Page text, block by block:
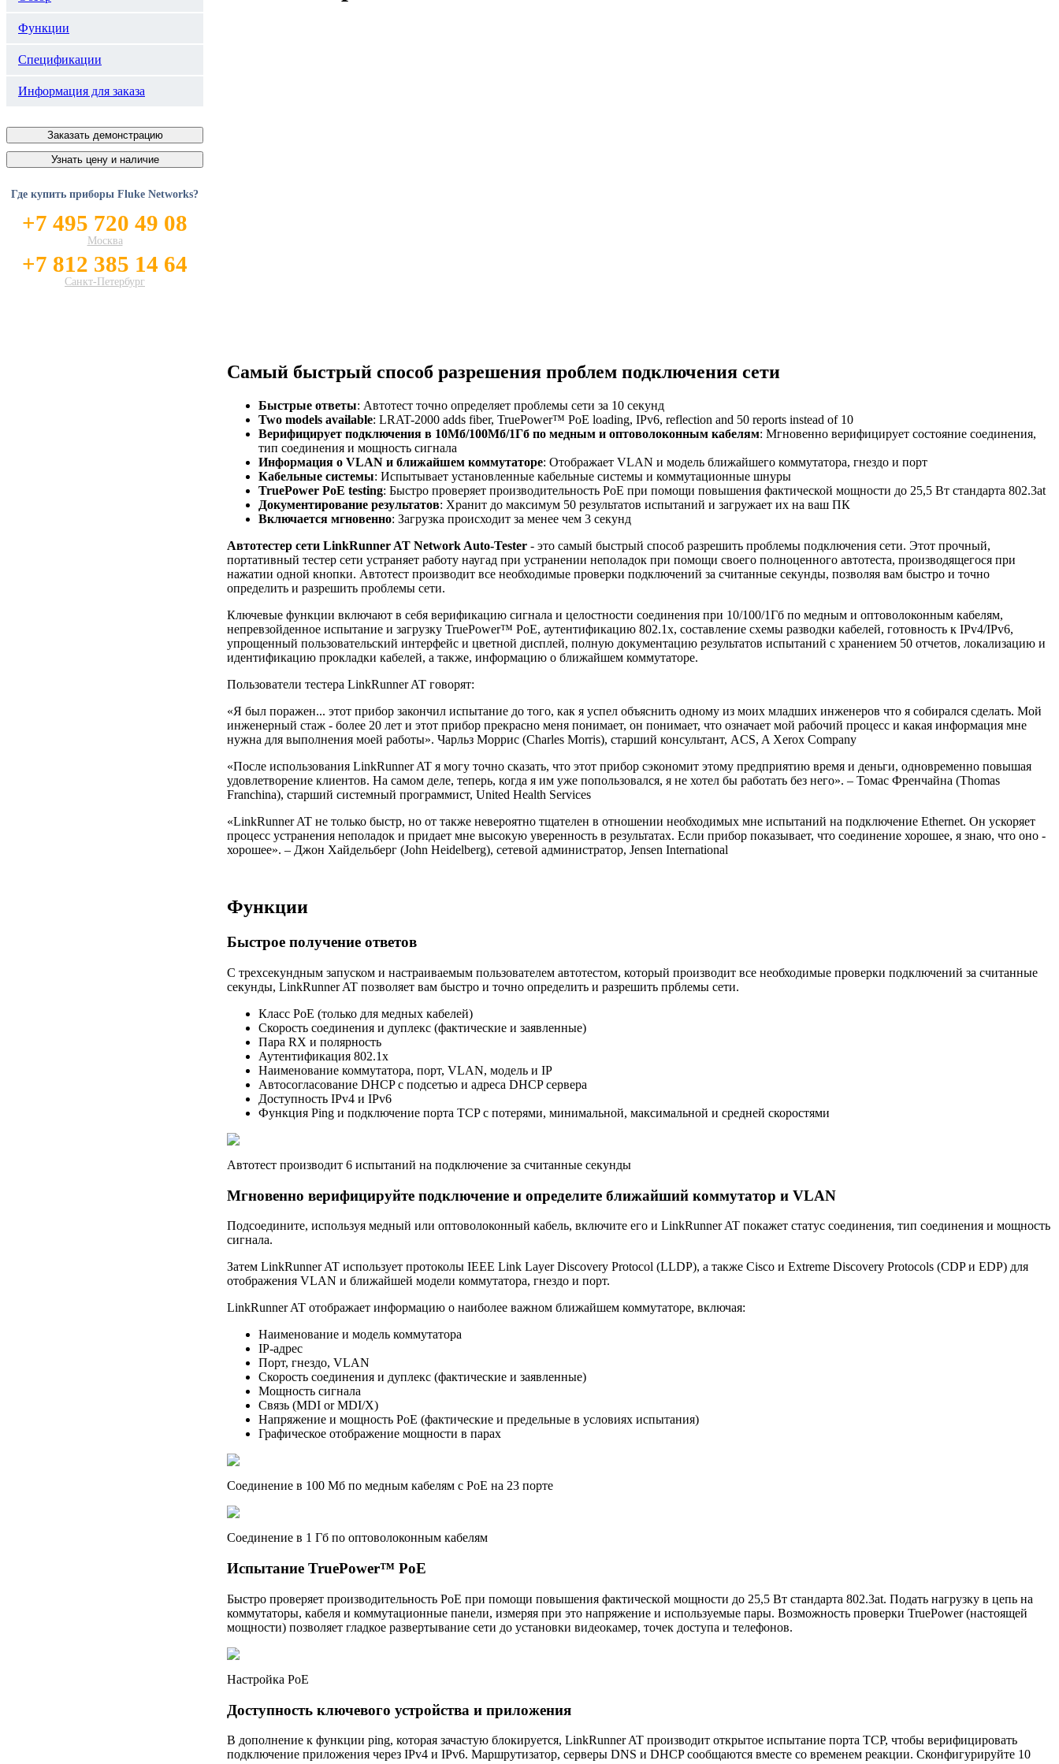
Функции
Спецификации
Информация для заказа
Заказать демонстрацию
Узнать цену и наличие
Где купить приборы Fluke Networks?
+7 495 720 49 08
Москва
+7 812 385 14 64
Санкт-Петербург
Cамый быстрый способ разрешения проблем подключения сети
Быстрые ответы: Автотест точно определяет проблемы сети за 10 секунд
Two models available: LRAT-2000 adds fiber, TruePower™ PoE loading, IPv6, reflection and 50 reports instead of 10
Верифицирует подключения в 10Mб/100Mб/1Гб по медным и оптоволоконным кабелям: Мгновенно верифицирует состояние соединения,
тип соединения и мощность сигнала
Информация о VLAN и ближайшем коммутаторе: Отображает VLAN и модель ближайшего коммутатора, гнездо и порт
Кабельные системы: Испытывает установленные кабельные системы и коммутационные шнуры
TruePower PoE testing: Быстро проверяет производительность PoE при помощи повышения фактической мощности до 25,5 Вт стандарта 802.3at
Документирование результатов: Хранит до максимум 50 результатов испытаний и загружает их на ваш ПК
Включается мгновенно: Загрузка происходит за менее чем 3 секунд
Автотестер сети LinkRunner AT Network Auto-Tester - это самый быстрый способ разрешить проблемы подключения сети. Этот прочный,
портативный тестер сети устраняет работу наугад при устранении неполадок при помощи своего полноценного автотеста, производящегося при
нажатии одной кнопки. Автотест производит все необходимые проверки подключений за считанные секунды, позволяя вам быстро и точно
определить и разрешить проблемы сети.
Ключевые функции включают в себя верификацию сигнала и целостности соединения при 10/100/1Гб по медным и оптоволоконным кабелям,
непревзойденное испытание и загрузку TruePower™ PoE, аутентификацию 802.1x, составление схемы разводки кабелей, готовность к IPv4/IPv6,
упрощенный пользовательский интерфейс и цветной дисплей, полную документацию результатов испытаний с хранением 50 отчетов, локализацию и
идентификацию прокладки кабелей, а также, информацию о ближайшем коммутаторе.
Пользователи тестера LinkRunner AT говорят:
«Я был поражен... этот прибор закончил испытание до того, как я успел объяснить одному из моих младших инженеров что я собирался сделать. Мой
инженерный стаж - более 20 лет и этот прибор прекрасно меня понимает, он понимает, что означает мой рабочий процесс и какая информация мне
нужна для выполнения моей работы». Чарльз Моррис (Charles Morris), старший консультант, ACS, A Xerox Company
«После использования LinkRunner AT я могу точно сказать, что этот прибор сэкономит этому предприятию время и деньги, одновременно повышая
удовлетворение клиентов. На самом деле, теперь, когда я им уже попользовался, я не хотел бы работать без него». – Томас Френчайна (Thomas
Franchina), старший системный программист, United Health Services
«LinkRunner AT не только быстр, но от также невероятно тщателен в отношении необходимых мне испытаний на подключение Ethernet. Он ускоряет
процесс устранения неполадок и придает мне высокую уверенность в результатах. Если прибор показывает, что соединение хорошее, я знаю, что оно -
хорошее». – Джон Хайдельберг (John Heidelberg), сетевой администратор, Jensen International
Функции
Быстрое получение ответов
С трехсекундным запуском и настраиваемым пользователем автотестом, который производит все необходимые проверки подключений за считанные
секунды, LinkRunner AT позволяет вам быстро и точно определить и разрешить прблемы сети.
Класс PoE (только для медных кабелей)
Скорость соединения и дуплекс (фактические и заявленные)
Пара RX и полярность
Аутентификация 802.1x
Наименование коммутатора, порт, VLAN, модель и IP
Автосогласование DHCP с подсетью и адреса DHCP сервера
Доступность IPv4 и IPv6
Функция Ping и подключение порта TCP с потерями, минимальной, максимальной и средней скоростями
Автотест производит 6 испытаний на подключение за считанные секунды
Мгновенно верифицируйте подключение и определите ближайший коммутатор и VLAN
Подсоедините, используя медный или оптоволоконный кабель, включите его и LinkRunner AT покажет статус соединения, тип соединения и мощность
сигнала.
Затем LinkRunner AT использует протоколы IEEE Link Layer Discovery Protocol (LLDP), а также Cisco и Extreme Discovery Protocols (CDP и EDP) для
отображения VLAN и ближайшей модели коммутатора, гнездо и порт.
LinkRunner AT отображает информацию о наиболее важном ближайшем коммутаторе, включая:
Наименование и модель коммутатора
IP-адрес
Порт, гнездо, VLAN
Скорость соединения и дуплекс (фактические и заявленные)
Мощность сигнала
Связь (MDI or MDI/X)
Напряжение и мощность PoE (фактические и предельные в условиях испытания)
Графическое отображение мощности в парах
Соединение в 100 Мб по медным кабелям с PoE на 23 порте
Соединение в 1 Гб по оптоволоконным кабелям
Испытание TruePower™ PoE
Быстро проверяет производительность PoE при помощи повышения фактической мощности до 25,5 Вт стандарта 802.3at. Подать нагрузку в цепь на
коммутаторы, кабеля и коммутационные панели, измеряя при это напряжение и используемые пары. Возможность проверки TruePower (настоящей
мощности) позволяет гладкое развертывание сети до установки видеокамер, точек доступа и телефонов.
Настройка PoE
Доступность ключевого устройства и приложения
В дополнение к функции ping, которая зачастую блокируется, LinkRunner AT производит открытое испытание порта TCP, чтобы верифицировать
подключение приложения через IPv4 и IPv6. Маршрутизатор, серверы DNS и DHCP сообщаются вместе со временем реакции. Сконфигурируйте 10